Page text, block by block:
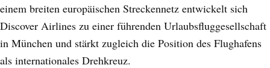
einem breiten europäischen Streckennetz entwickelt sich
Discover Airlines zu einer führenden Urlaubsfluggesellschaft
in München und stärkt zugleich die Position des Flughafens
als internationales Drehkreuz.